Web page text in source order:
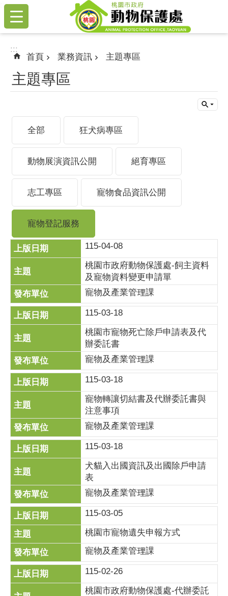
跳到主要內容區塊
:::
:::
首頁 業務資訊 主題專區
主題專區
全部 狂犬病專區
動物展演資訊公開 絕育專區
志工專區 寵物食品資訊公開
寵物登記服務
115-04-08
桃園市政府動物保護處-飼主資料
及寵物資料變更申請單
寵物及產業管理課
115-03-18
桃園市寵物死亡除戶申請表及代
辦委託書
寵物及產業管理課
115-03-18
寵物轉讓切結書及代辦委託書與
注意事項
寵物及產業管理課
115-03-18
犬貓入出國資訊及出國除戶申請
表
寵物及產業管理課
115-03-05
桃園市寵物遺失申報方式
寵物及產業管理課
115-02-26
桃園市政府動物保護處-代辦委託